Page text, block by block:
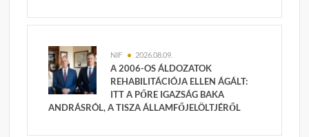
NIF 2026.08.09.
A 2006-OS ÁLDOZATOK
REHABILITÁCIÓJA ELLEN ÁGÁLT:
ITT A PŐRE IGAZSÁG BAKA
ANDRÁSRÓL, A TISZA ÁLLAMFŐJELÖLTJÉRŐL